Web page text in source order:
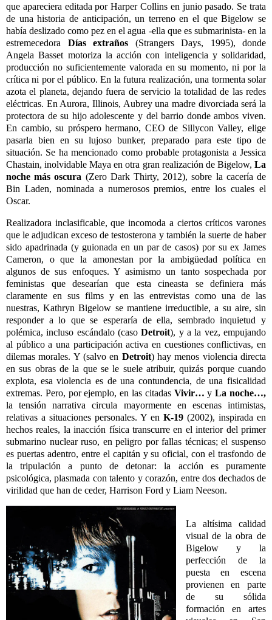
que apareciera editada por Harper Collins en junio pasado. Se trata
de una historia de anticipación, un terreno en el que Bigelow se
había deslizado como pez en el agua -ella que es submarinista- en la
estremecedora Días extraños (Strangers Days, 1995), donde
Angela Basset motoriza la acción con inteligencia y solidaridad,
producción no suficientemente valorada en su momento, ni por la
crítica ni por el público. En la futura realización, una tormenta solar
azota el planeta, dejando fuera de servicio la totalidad de las redes
eléctricas. En Aurora, Illinois, Aubrey una madre divorciada será la
protectora de su hijo adolescente y del barrio donde ambos viven.
En cambio, su próspero hermano, CEO de Sillycon Valley, elige
pasarla bien en su lujoso bunker, preparado para este tipo de
situación. Se ha mencionado como probable protagonista a Jessica
Chastain, inolvidable Maya en otra gran realización de Bigelow, La
noche más oscura (Zero Dark Thirty, 2012), sobre la cacería de
Bin Laden, nominada a numerosos premios, entre los cuales el
Oscar.
Realizadora inclasificable, que incomoda a ciertos críticos varones
que le adjudican exceso de testosterona y también la suerte de haber
sido apadrinada (y guionada en un par de casos) por su ex James
Cameron, o que la amonestan por la ambigüedad política en
algunos de sus enfoques. Y asimismo un tanto sospechada por
feministas que desearían que esta cineasta se definiera más
claramente en sus films y en las entrevistas como una de las
nuestras, Kathryn Bigelow se mantiene irreductible, a su aire, sin
responder a lo que se esperaría de ella, sembrado inquietud y
polémica, incluso escándalo (casoDetroit), y a la vez, empujando
al público a una participación activa en cuestiones conflictivas, en
dilemas morales. Y (salvo en Detroit) hay menos violencia directa
en sus obras de la que se le suele atribuir, quizás porque cuando
explota, esa violencia es de una contundencia, de una fisicalidad
extremas. Pero, por ejemplo, en las citadas Vivir… yLa noche…,
la tensión narrativa circula mayormente en escenas intimistas,
relativas a situaciones personales. Y en K-19 (2002), inspirada en
hechos reales, la inacción física transcurre en el interior del primer
submarino nuclear ruso, en peligro por fallas técnicas; el suspenso
es puertas adentro, entre el capitán y su oficial, con el trasfondo de
la tripulación a punto de detonar: la acción es puramente
psicológica, plasmada con talento y corazón, entre dos dechados de
virilidad que han de ceder, Harrison Ford y Liam Neeson.
La altísima calidad
visual de la obra de
Bigelow y la
perfección de la
puesta en escena
provienen en parte
de su sólida
formación en artes